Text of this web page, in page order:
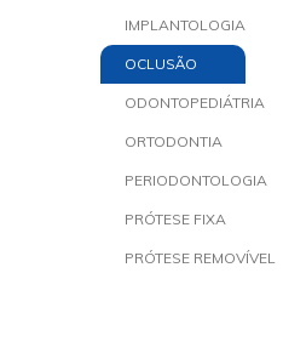
IMPLANTOLOGIA
OCLUSÃO
ODONTOPEDIÁTRIA
ORTODONTIA
PERIODONTOLOGIA
PRÓTESE FIXA
PRÓTESE REMOVÍVEL